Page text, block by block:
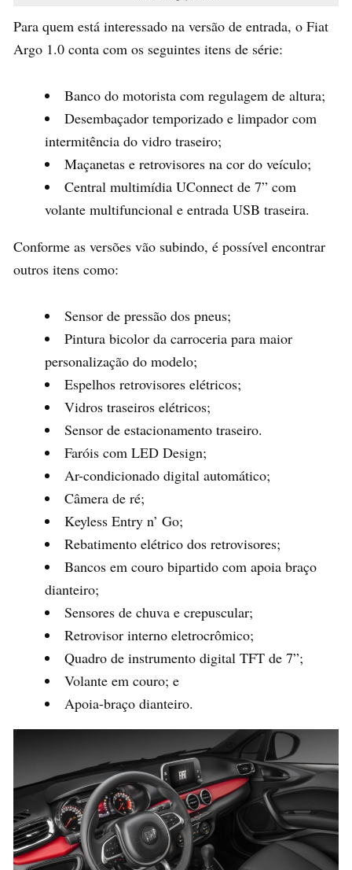
Para quem está interessado na versão de entrada, o Fiat
Argo 1.0 conta com os seguintes itens de série:
Banco do motorista com regulagem de altura;
Desembaçador temporizado e limpador com
intermitência do vidro traseiro;
Maçanetas e retrovisores na cor do veículo;
Central multimídia UConnect de 7” com
volante multifuncional e entrada USB traseira.
Conforme as versões vão subindo, é possível encontrar
outros itens como:
Sensor de pressão dos pneus;
Pintura bicolor da carroceria para maior
personalização do modelo;
Espelhos retrovisores elétricos;
Vidros traseiros elétricos;
Sensor de estacionamento traseiro.
Faróis com LED Design;
Ar-condicionado digital automático;
Câmera de ré;
Keyless Entry n’ Go;
Rebatimento elétrico dos retrovisores;
Bancos em couro bipartido com apoia braço
dianteiro;
Sensores de chuva e crepuscular;
Retrovisor interno eletrocrômico;
Quadro de instrumento digital TFT de 7”;
Volante em couro; e
Apoia-braço dianteiro.